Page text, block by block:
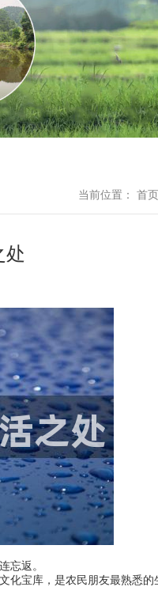
当前位置： 首页
处
忘返。
宝库，是农民朋友最熟悉的